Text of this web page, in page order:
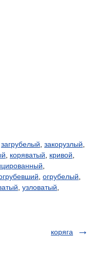
загрубелый закорузлый
коряватый кривой
огрубелый
узловатый
коряга